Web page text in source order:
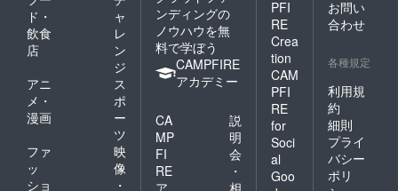
ド・
飲食
店
ャ
レ
ン
ジ
アニ
メ・
漫画
ス
ポ
ー
ツ
ファ
ッ
ショ
映
像
・
ンディングの
ノウハウを無
料で学ぼう
CAMPFIRE
アカデミー
CA
MP
FI
RE
ア
説
明
会
・
相
PFI
RE
Crea
tion
CAM
PFI
RE
for
Soci
al
Goo
お問い
合わせ
各種規定
利用規
約
細則
プライ
バシー
ポリ